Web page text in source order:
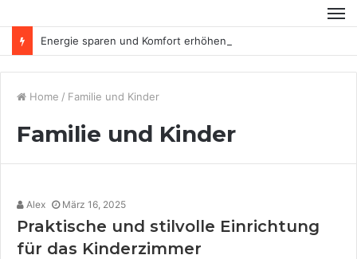
Energie sparen und Komfort erhöhen
Home / Familie und Kinder
Familie und Kinder
Alex März 16, 2025
Praktische und stilvolle Einrichtung
für das Kinderzimmer